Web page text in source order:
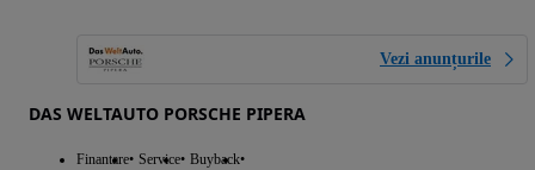
Vezi anunțurile
DAS WELTAUTO PORSCHE PIPERA
Finantare Service Buyback